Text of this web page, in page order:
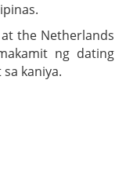
the Netherlands
ng dating
kaniya.